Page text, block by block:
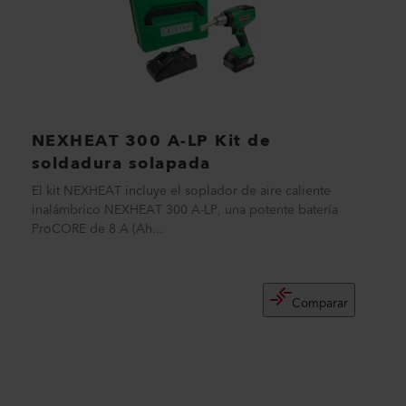
NEXHEAT 300 A-LP Kit de
soldadura solapada
El kit NEXHEAT incluye el soplador de aire caliente
inalámbrico NEXHEAT 300 A-LP, una potente batería
ProCORE de 8 A (Ah...
Comparar